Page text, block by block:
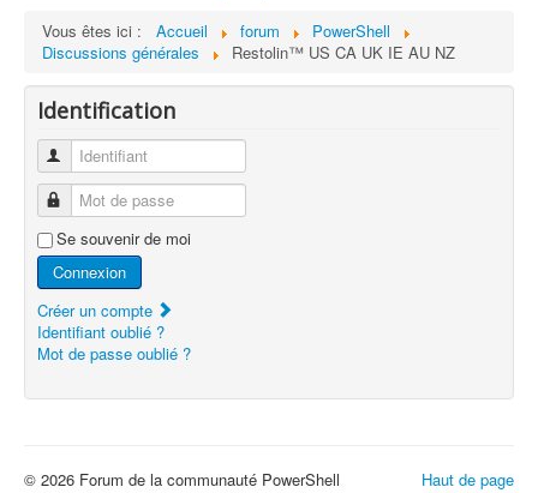
Vous êtes ici :
Accueil forum
PowerShell
Discussions générales
Restolin™ US CA UK IE AU NZ
Identification
Identifiant
Mot de passe
Se souvenir de moi
Connexion
Créer un compte
Identifiant oublié ?
Mot de passe oublié ?
Haut de page
© 2026 Forum de la communauté PowerShell